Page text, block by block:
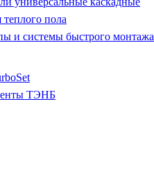
пола
и системы быстрого монтажа
ТЭНБ